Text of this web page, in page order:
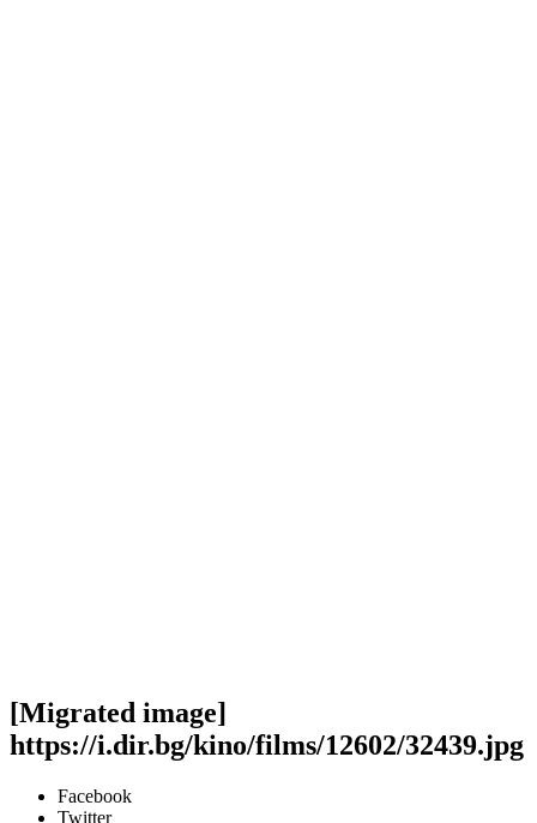
[Migrated image]
https://i.dir.bg/kino/films/12602/32439.jpg
Facebook
Twitter